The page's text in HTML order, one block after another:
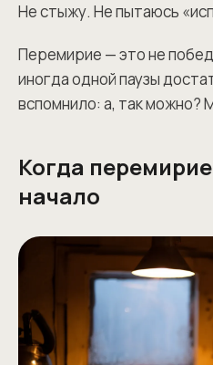
Не стыжу. Не пытаюсь
Перемирие — это не
иногда одной паузы
вспомнило: а, так можно?
Когда
начало